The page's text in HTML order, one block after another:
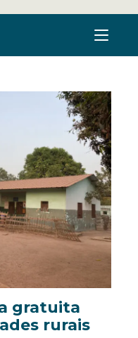
gratuita
rurais